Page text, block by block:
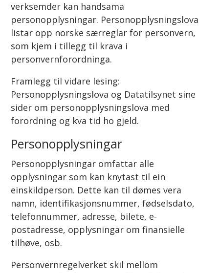
verksemder kan handsama
personopplysningar. Personopplysningslova
listar opp norske særreglar for personvern,
som kjem i tillegg til krava i
personvernforordninga.
Framlegg til vidare lesing:
Personopplysningslova og Datatilsynet sine
sider om personopplysningslova med
forordning og kva tid ho gjeld.
Personopplysningar
Personopplysningar omfattar alle
opplysningar som kan knytast til ein
einskildperson. Dette kan til dømes vera
namn, identifikasjonsnummer, fødselsdato,
telefonnummer, adresse, bilete, e-
postadresse, opplysningar om finansielle
tilhøve, osb.
Personvernregelverket skil mellom